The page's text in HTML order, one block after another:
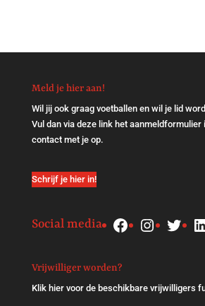
Meld je hier aan!
Wil jij ook graag voetballen en wil je lid
Vul dan via deze linkhet aanmeldformulier
contact met je op.
Schrijf je hier in!
Social media Facebook
Vrijwilliger worden?
Klik hiervoor de beschikbare vrijwilligers